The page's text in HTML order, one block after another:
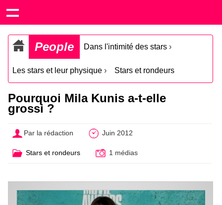
People Dans l'intimité des stars ›
Les stars et leur physique › Stars et rondeurs
Pourquoi Mila Kunis a-t-elle
grossi ?
Par la rédaction Juin 2012
Stars et rondeurs 1 médias